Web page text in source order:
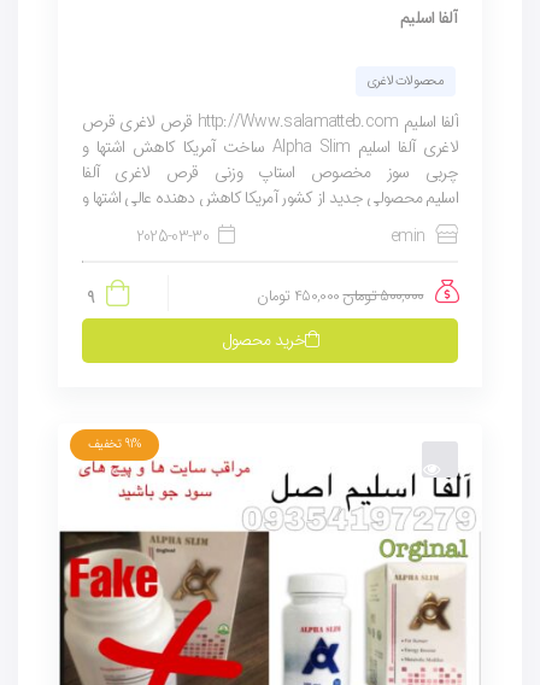
آلفا اسلیم
محصولات لاغری
آلفا اسلیم http://Www.salamatteb.com قرص لاغری قرص
لاغری آلفا اسلیم Alpha Slim ساخت آمریکا کاهش اشتها و
چربی سوز مخصوص استاپ وزنی قرص لاغری آلفا
اسلیم محصولی جدید از کشور آمریکا کاهش دهنده عالی اشتها و
چربی سوز ترموجنیک توضیحات بیشتر توضیحات نظرات...
emin
2025-03-30
500,000تومان450,000 تومان
9
خرید محصول
91% تخفیف